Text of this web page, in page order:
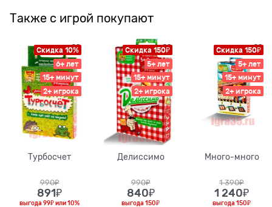
Также с игрой покупают
Скидка 10%
6+ лет
15+ минут
2+ игрока
Турбосчет
990₽
891₽
выгода99₽или10%
Скидка 150₽
5+ лет
15+ минут
2+ игрока
Делиссимо
990₽
840₽
выгода150₽
Скидка 150₽
5+ лет
15+ минут
2+ игрока
Много-много
1 390₽
1 240₽
выгода150₽